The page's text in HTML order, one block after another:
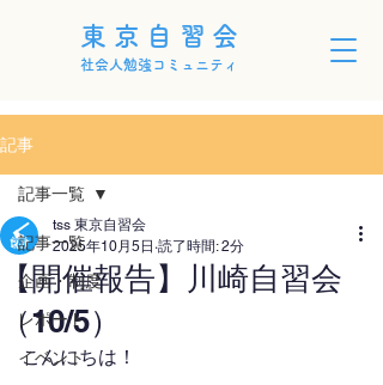
東京自習会
社会人勉強コミュニティ
記事
記事一覧
企画・制度
レポート
イベント
記事一覧
【開催報告】川崎自習会
（10/5）
tss 東京自習会
2025年10月5日 読了時間: 2分
こんにちは！